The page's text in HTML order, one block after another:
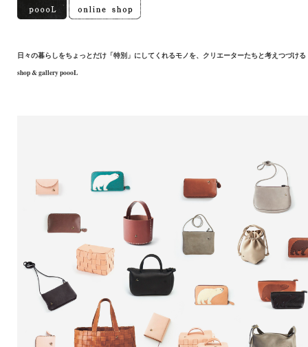
日々の暮らしをちょっとだけ「特別」にしてくれるモノを、クリエーターたちと考えつづける
shop & gallery poooL